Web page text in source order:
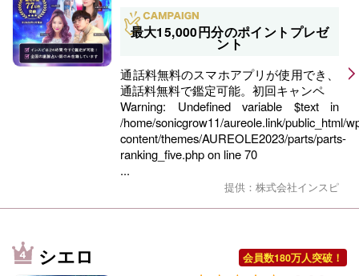
最大15,000円分のポイントプレゼ
ント
通話料無料のスマホアプリが使用でき、
通話料無料で鑑定可能。初回キャンペ
Warning: Undefined variable $text in
/home/sonicgrow11/aureole.link/public_html/
content/themes/AUREOLE2023/parts/parts-
ranking_five.phpon line70
...
提供：株式会社インスピ
シエロ 会員数180万人突破！